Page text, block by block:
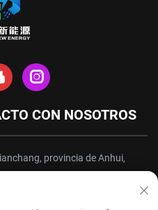
CON NOSOTROS
provincia de Anhui,